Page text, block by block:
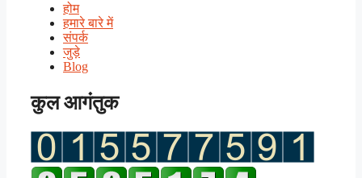
होम
हमारे बारे में
संपर्क
जुड़े
Blog
कुल आगंतुक